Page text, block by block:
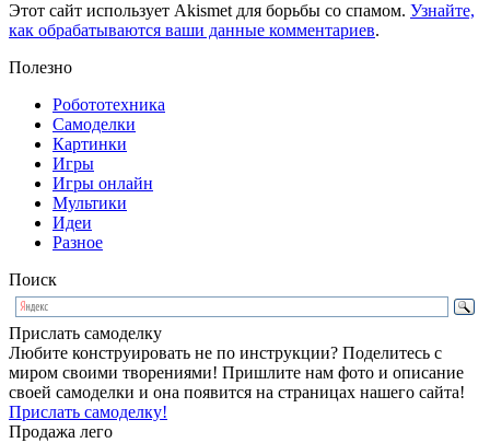
Этот сайт использует Akismet для борьбы со спамом. Узнайте,
как обрабатываются ваши данные комментариев.
Полезно
Робототехника
Самоделки
Картинки
Игры
Игры онлайн
Мультики
Идеи
Разное
Поиск
Прислать самоделку
Любите конструировать не по инструкции? Поделитесь с
миром своими творениями! Пришлите нам фото и описание
своей самоделки и она появится на страницах нашего сайта!
Прислать самоделку!
Продажа лего